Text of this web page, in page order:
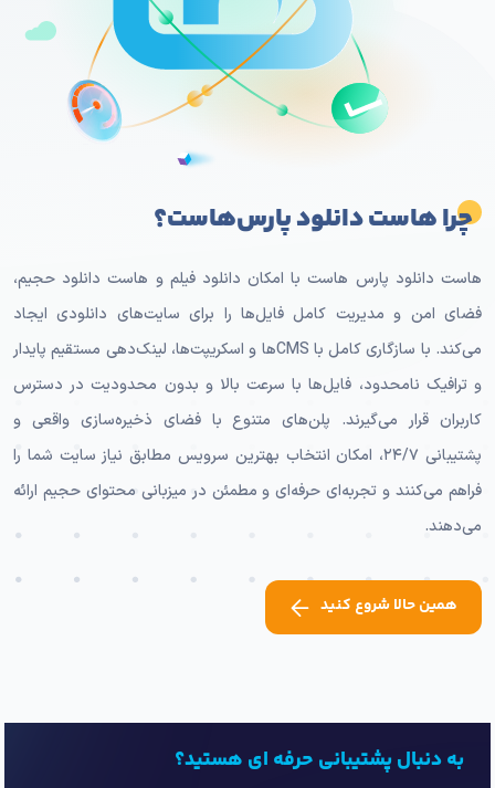
چرا هاست دانلود پارس‌هاست؟
هاست دانلود پارس هاست با امکان دانلود فیلم و هاست دانلود حجیم،
فضای امن و مدیریت کامل فایل‌ها را برای سایت‌های دانلودی ایجاد
می‌کند. با سازگاری کامل با CMSها و اسکریپت‌ها، لینک‌دهی مستقیم پایدار
و ترافیک نامحدود، فایل‌ها با سرعت بالا و بدون محدودیت در دسترس
کاربران قرار می‌گیرند. پلن‌های متنوع با فضای ذخیره‌سازی واقعی و
پشتیبانی ۲۴/۷، امکان انتخاب بهترین سرویس مطابق نیاز سایت شما را
فراهم می‌کنند و تجربه‌ای حرفه‌ای و مطمئن در میزبانی محتوای حجیم ارائه
می‌دهند.
همین حالا شروع کنید
به دنبال پشتیبانی حرفه ای هستید؟